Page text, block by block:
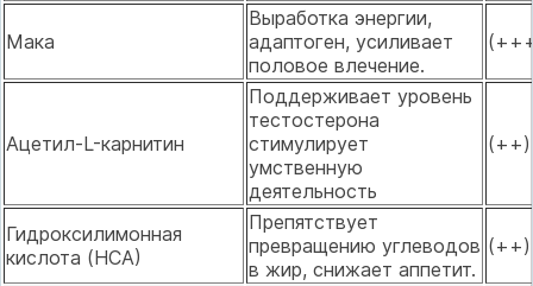
Мака
Выработка энергии,
адаптоген, усиливает
половое влечение.
Ацетил-L-карнитин
Поддерживает уровень
тестостерона
стимулирует
умственную
деятельность
(++)
Гидроксилимонная
кислота (НСА)
Препятствует
превращению углеводов
в жир, снижает аппетит.
(++)